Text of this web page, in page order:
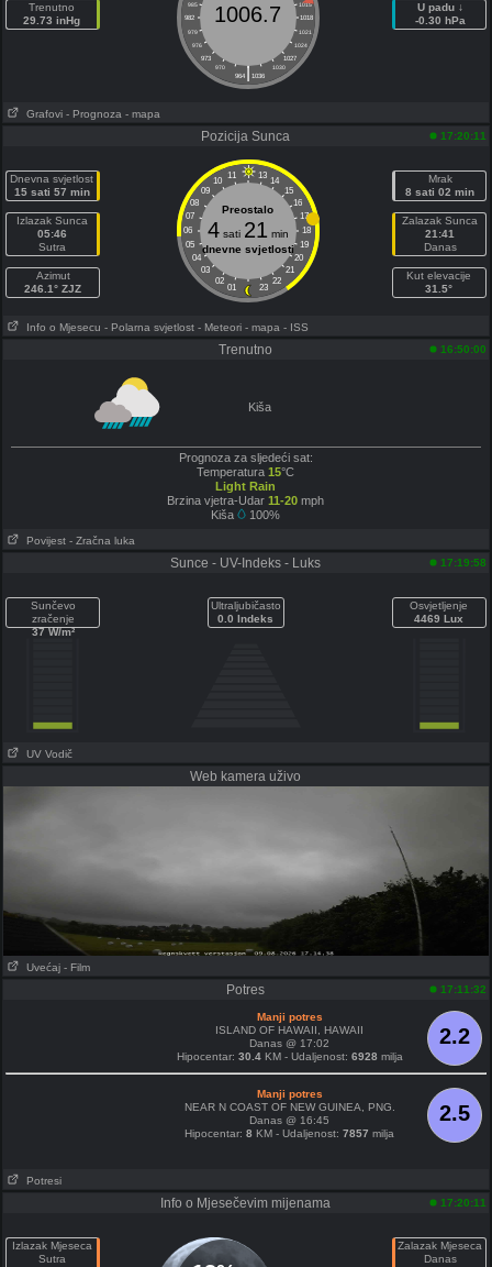
Trenutno
29.73 inHg
985
1015
982
1018
979
1021
976
1024
973
1027
970
1030
|
964 1036
1006.7
U padu ↓
-0.30 hPa
Grafovi - Prognoza - mapa
Pozicija Sunca 17:20:11
Dnevna svjetlost
15 sati 57 min
Izlazak Sunca
05:46
Sutra
Azimut
246.1° ZJZ
11 13
10
14
09
15
08
16
07
17
06
18
05
19
04
20
03
21
02
22
01 23
Preostalo
4sati 21 min
dnevne svjetlosti
Mrak
8 sati 02 min
Zalazak Sunca
21:41
Danas
Kut elevacije
31.5°
Info o Mjesecu - Polarna svjetlost - Meteori - mapa - ISS
Trenutno 16:50:00
Kiša
Prognoza za sljedeći sat:
Temperatura15°C
Light Rain
Brzina vjetra-Udar 11-20 mph
Kiša
100%
Povijest - Zračna luka
Sunce - UV-Indeks - Luks 17:19:58
Sunčevo
zračenje
37 W/m²
Ultraljubičasto
0.0 Indeks
Osvjetljenje
4469 Lux
UV Vodič
Web kamera uživo
Uvećaj - Film
Potres 17:11:32
2.2
Manji potres
ISLAND OF HAWAII, HAWAII
Danas @ 17:02
Hipocentar: 30.4KM - Udaljenost: 6928 milja
2.5
Manji potres
NEAR N COAST OF NEW GUINEA, PNG.
Danas @ 16:45
Hipocentar:8 KM - Udaljenost:7857 milja
Potresi
Info o Mjesečevim mijenama 17:20:11
Izlazak Mjeseca
Sutra
Zalazak Mjeseca
Danas